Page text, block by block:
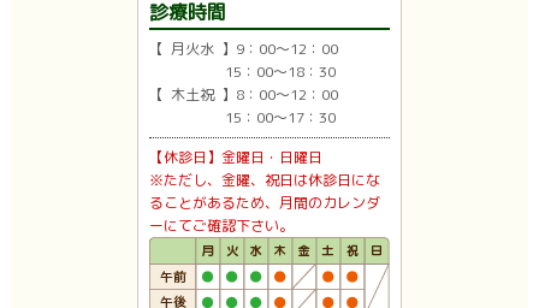
診療時間
【 月火水 】9：00〜12：00
15：00〜18：30
【 木土祝 】8：00〜12：00
15：00〜17：30
【休診日】金曜日・日曜日
※ただし、金曜、祝日は休診日にな
ることがあるため、月間のカレンダ
ーにてご確認下さい。